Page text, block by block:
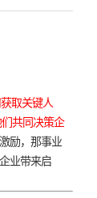
取关键人
共同决策企
励，那事业
业带来启